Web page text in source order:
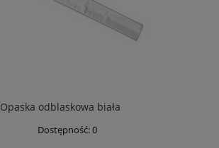
Opaska odblaskowa biała
Dostępność:0